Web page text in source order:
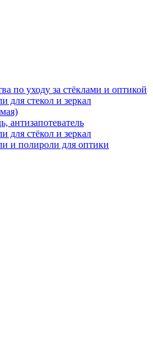
по уходу за стёклами и оптикой
для стекол и зеркал
антизапотеватель
для стёкол и зеркал
и полироли для оптики